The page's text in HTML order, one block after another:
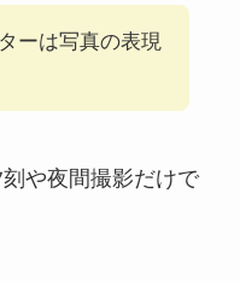
ーは写真の表現
や夜間撮影だけで